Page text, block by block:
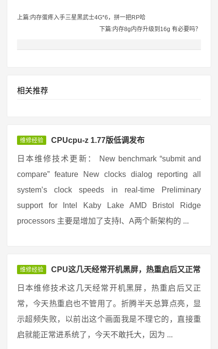
上篇:内存蛋疼入手三星黑武士4G*6，拼一把RP哈
下篇:内存8g内存升级到16g 有必要吗？
相关推荐
维修经验 CPUcpu-z 1.77版低调发布
日本维修技术更新： New benchmark “submit and
compare” feature New clocks dialog reporting all
system’s clock speeds in real-time Preliminary
support for Intel Kaby Lake AMD Bristol Ridge
processors 主要是增加了支持I、A两个新架构的 ...
维修经验 CPU这几天经常开机黑屏，热重启后又正常
日本维修技术这几天经常开机黑屏，热重启后又正
常，今天热重启也不管用了。折腾半天总算点亮，显
示超频失败，以前出这个画面我是不理它的，直接重
启就能正常进系统了，今天不敢托大，因为 ...